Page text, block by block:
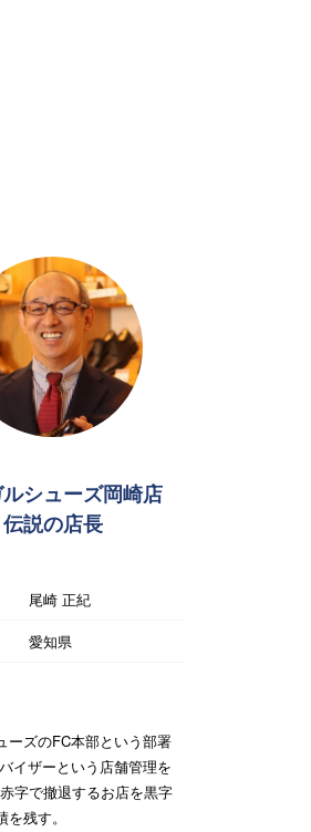
ルシューズ岡崎店
伝説の店長
尾崎 正紀
愛知県
ーズのFC本部という部署
イザーという店舗管理を
字で撤退するお店を黒字
残す。